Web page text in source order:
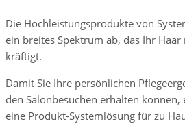
Die Hochleistungsprodukte von
ein breites Spektrum ab, das Ihr
kräftigt.
Damit Sie Ihre persönlichen
den Salonbesuchen erhalten
eine Produkt-Systemlösung für zu